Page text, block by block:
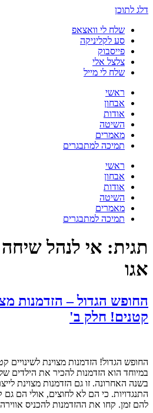
דלג לתוכן
שלח לי וואצאפ
סע לקליניקה
פייסבוק
צלצל אלי
שלח לי מייל
ראשי
אבחון
אודות
השיטה
מאמרים
תמיכה למתבגרים
ראשי
אבחון
אודות
השיטה
מאמרים
תמיכה למתבגרים
תגית: אי לנהל
אגו
החופש הגדול – הזדמנות
קטנים! חלק ב'
החופש הגדול! הזדמנות מצוינת
במיוחד הוא הזדמנות להכיר את הילדים
בשנה האחרונה. זו גם הזדמנות מצוינת
התנגדויות. כי הם לא לחוצים, אולי הם
להם זמן. קחו את ההזדמנות להכניס